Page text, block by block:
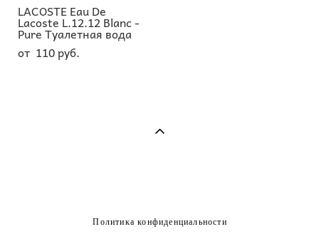
LACOSTE Eau De
Lacoste L.12.12 Blanc -
Pure Туалетная вода
от 110 pуб.
Политика конфиденциальности